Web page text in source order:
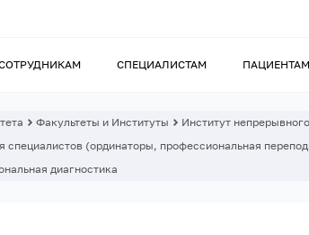
СПЕЦИАЛИСТАМ ПАЦИЕНТАМ
Факультеты и Институты Институт
специалистов (ординаторы, профессиональная
диагностика